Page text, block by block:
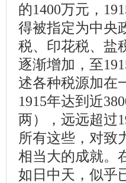
的1400万元，
得被指定为中央
税、印花税、盐
逐渐增加，至
述各种税源加在
1915年达到近
两），远远超过
所有这些，对致
相当大的成就。
如日中天，似乎